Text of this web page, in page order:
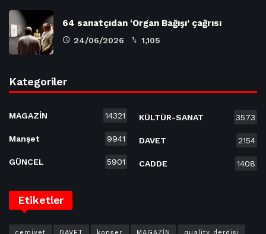
64 sanatçıdan ‘Organ Bağışı’ çağrısı
24/06/2026 1,105
Kategoriler
MAGAZİN 14321
Manşet 9941
GÜNCEL 5901
KÜLTÜR-SANAT 3573
DAVET 2154
CADDE 1408
Etiketler